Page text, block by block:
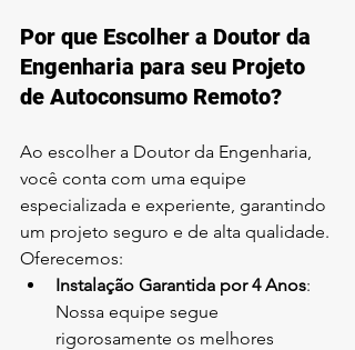
Por que Escolher a Doutor da
Engenharia para seu Projeto
de Autoconsumo Remoto?
Ao escolher a Doutor da Engenharia,
você conta com uma equipe
especializada e experiente, garantindo
um projeto seguro e de alta qualidade.
Oferecemos:
Instalação Garantida por 4 Anos:
Nossa equipe segue
rigorosamente os melhores